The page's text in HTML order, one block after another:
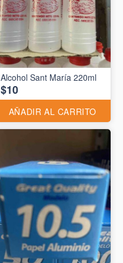
Alcohol Sant María 220ml
$10
AÑADIR AL CARRITO